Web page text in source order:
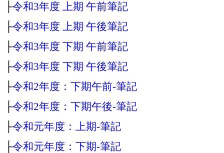
├令和3年度 上期 午前筆記
├令和3年度 上期 午後筆記
├令和3年度 下期 午前筆記
├令和3年度 下期 午後筆記
├令和2年度：下期午前‐筆記
├令和2年度：下期午後‐筆記
├令和元年度：上期‐筆記
├令和元年度：下期‐筆記